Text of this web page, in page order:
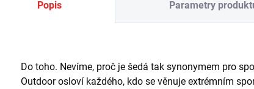
Popis Parametry
Do toho. Nevíme, proč je šedá tak synonymem pro
Outdoor osloví každého, kdo se věnuje extrémním